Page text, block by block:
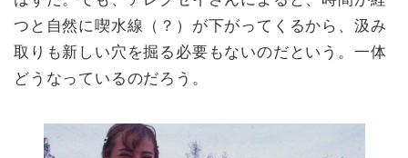
つと自然に喫水線（？）が下がってくるから、汲み
取りも新しい穴を掘る必要もないのだという。一体
どうなっているのだろう。